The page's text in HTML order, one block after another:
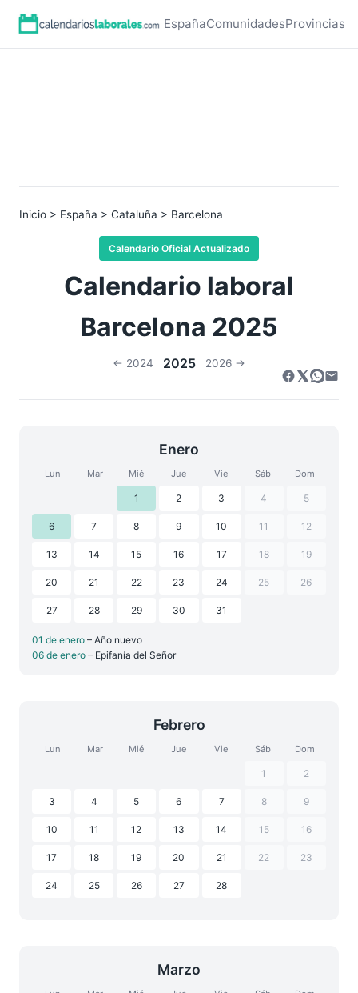
EspañaComunidadesProvincias
Inicio > España > Cataluña > Barcelona
Calendario Oficial Actualizado
Calendario laboral
Barcelona 2025
← 2024 2025 2026 →
Enero
Lun Mar Mié Jue Vie Sáb Dom
1 2 3 4 5
6 7 8 9 10 11 12
13 14 15 16 17 18 19
20 21 22 23 24 25 26
27 28 29 30 31
01 de enero – Año nuevo
06 de enero – Epifanía del Señor
Febrero
Lun Mar Mié Jue Vie Sáb Dom
1 2
3 4 5 6 7 8 9
10 11 12 13 14 15 16
17 18 19 20 21 22 23
24 25 26 27 28
Marzo